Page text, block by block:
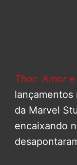
Thor: Amor
lançamentos
da Marvel
encaixando